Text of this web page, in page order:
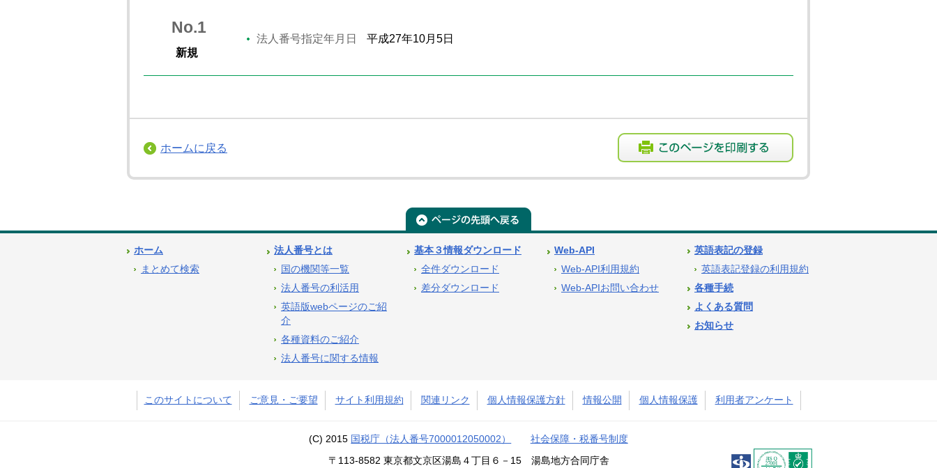
No.1
新規
法人番号指定年月日 平成27年10月5日
ホームに戻る
ホーム
まとめて検索
法人番号とは
国の機関等一覧
法人番号の利活用
英語版webページのご紹
介
各種資料のご紹介
法人番号に関する情報
基本３情報ダウンロード
全件ダウンロード
差分ダウンロード
Web-API
Web-API利用規約
Web-APIお問い合わせ
英語表記の登録
英語表記登録の利用規約
各種手続
よくある質問
お知らせ
このサイトについて ご意見・ご要望 サイト利用規約 関連リンク 個人情報保護方針 情報公開 個人情報保護 利用者アンケート
(C) 2015 国税庁（法人番号7000012050002） 社会保障・税番号制度
〒113-8582 東京都文京区湯島４丁目６－15 湯島地方合同庁舎